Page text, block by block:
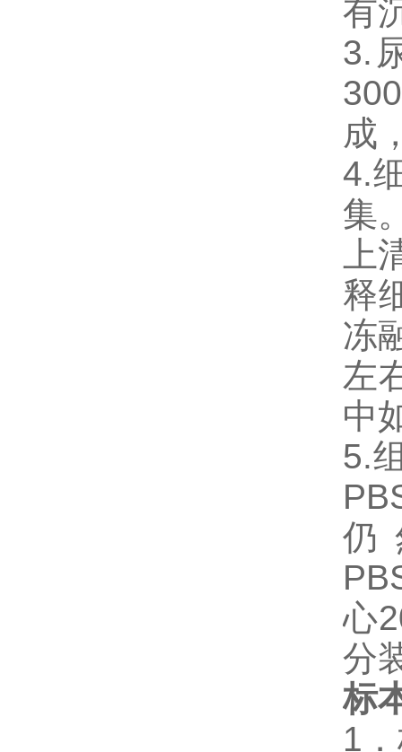
有
3.
成
4.
集
释
冻
左
中
5.
心
分
标
1